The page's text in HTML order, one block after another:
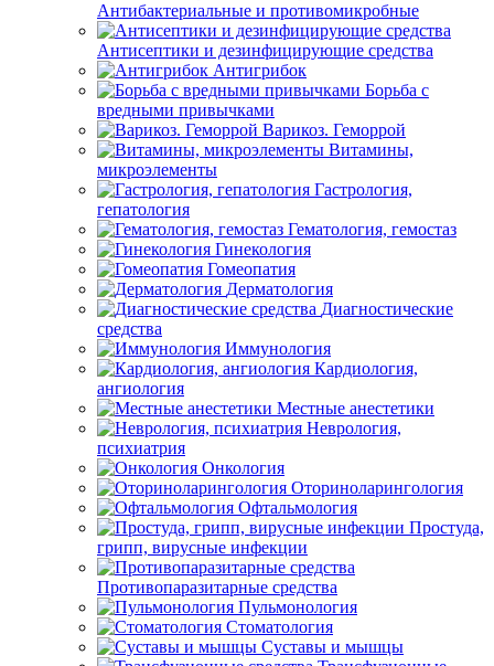
Антибактериальные и противомикробные
Антисептики и дезинфицирующие средства
Антигрибок
Борьба с
вредными привычками
Варикоз. Геморрой
Витамины,
микроэлементы
Гастрология,
гепатология
Гематология, гемостаз
Гинекология
Гомеопатия
Дерматология
Диагностические
средства
Иммунология
Кардиология,
ангиология
Местные анестетики
Неврология,
психиатрия
Онкология
Оториноларингология
Офтальмология
Простуда,
грипп, вирусные инфекции
Противопаразитарные средства
Пульмонология
Стоматология
Суставы и мышцы